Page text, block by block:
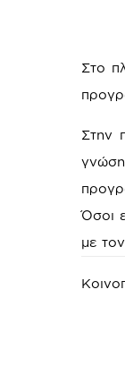
Στο
Στην
Όσοι
με